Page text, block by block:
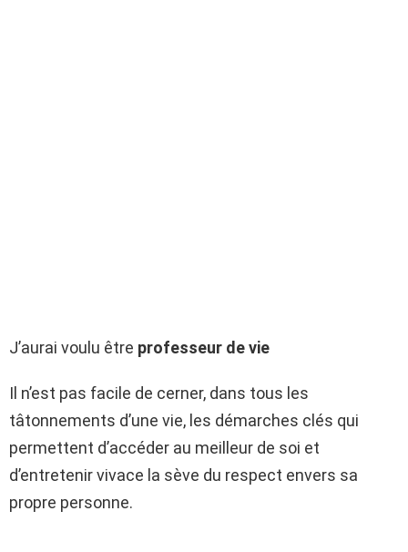
J’aurai voulu être professeur de vie
Il n’est pas facile de cerner, dans tous les
tâtonnements d’une vie, les démarches clés qui
permettent d’accéder au meilleur de soi et
d’entretenir vivace la sève du respect envers sa
propre personne.